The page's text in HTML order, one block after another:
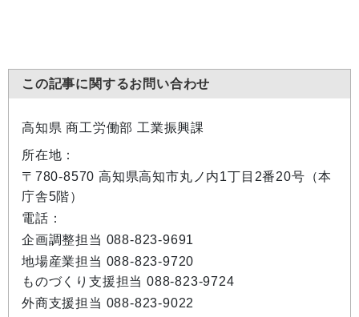
この記事に関するお問い合わせ
高知県 商工労働部 工業振興課
所在地：
〒780-8570 高知県高知市丸ノ内1丁目2番20号（本
庁舎5階）
電話：
企画調整担当 088-823-9691
地場産業担当 088-823-9720
ものづくり支援担当 088-823-9724
外商支援担当 088-823-9022